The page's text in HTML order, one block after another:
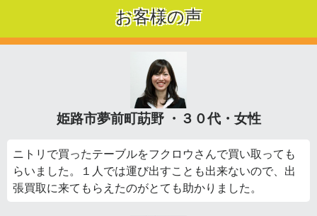
お客様の声
姫路市夢前町莇野 ・３０代・女性
ニトリで買ったテーブルをフクロウさんで買い取っても
らいました。１人では運び出すことも出来ないので、出
張買取に来てもらえたのがとても助かりました。